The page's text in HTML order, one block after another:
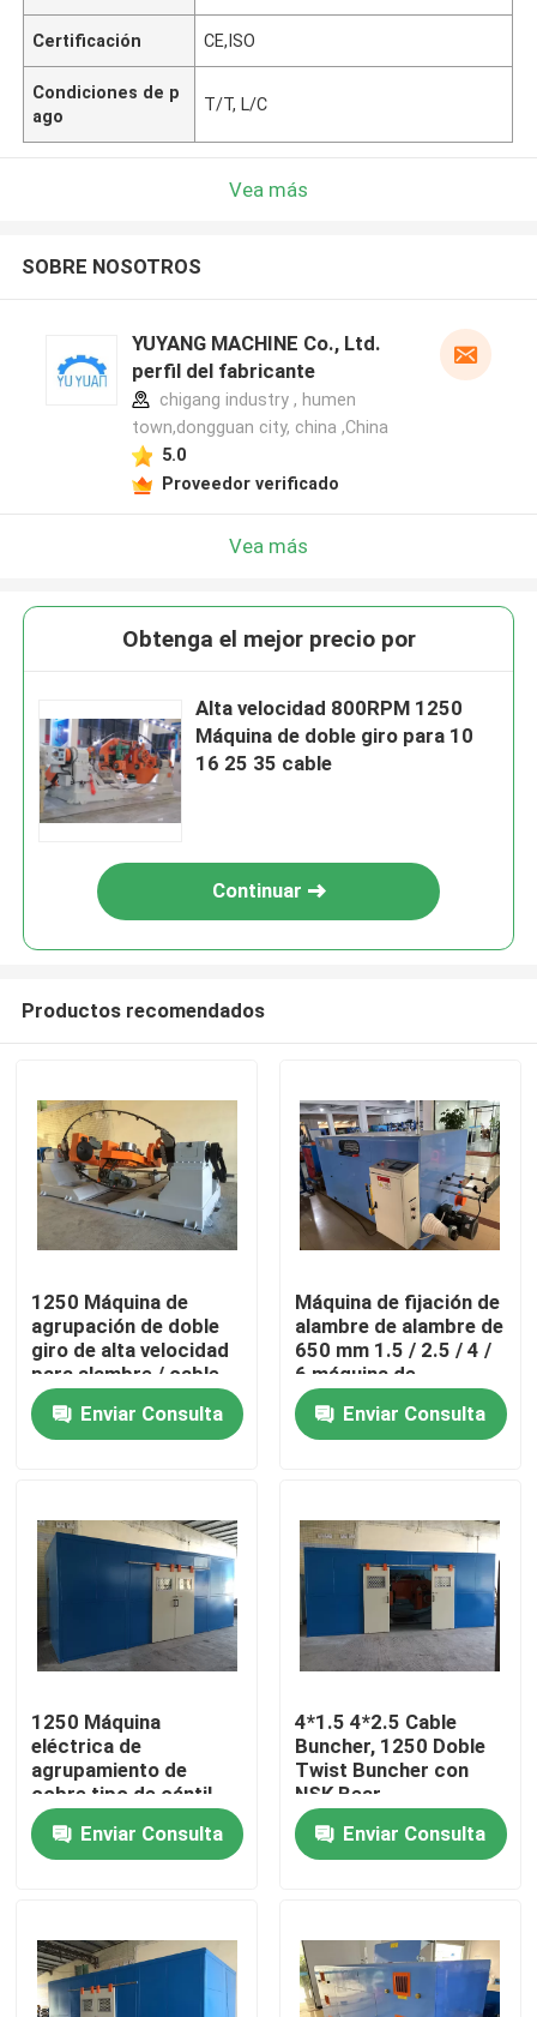
En casa
Productos
Sobre nosotros
Recorrido por la fábrica
Contacta con nosotros
Solicitar una cita
Máquina de extrusión de alambre
Certificación CE,ISO
Condiciones de p
ago
T/T, L/C
Vea más
SOBRE NOSOTROS
YUYANG MACHINE Co., Ltd.
perfil del fabricante
chigang industry , humen
town,dongguan city, china ,China
5.0
Proveedor verificado
Vea más
Obtenga el mejor precio por
Alta velocidad 800RPM 1250
Máquina de doble giro para 10
16 25 35 cable
Continuar
Productos recomendados
1250 Máquina de
agrupación de doble
giro de alta velocidad
para alambre / cable
10 16 25 4 * 2.5
Enviar Consulta
Máquina de fijación de
alambre de alambre de
650 mm 1.5 / 2.5 / 4 /
6 máquina de
agrupamiento de
cablesEnviar Consulta
1250 Máquina
eléctrica de
agrupamiento de
cobre tipo de cántil
tipo de cable máquina
de agrupamiento de
torsión única
Enviar Consulta
4*1.5 4*2.5 Cable
Buncher, 1250 Doble
Twist Buncher con
NSK Bear
Enviar Consulta